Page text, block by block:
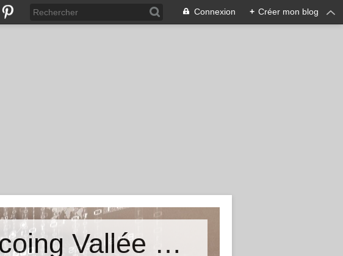
Connexion + Créer mon blog
Le Blog du Député de Tourcoing Vallée de La Lys